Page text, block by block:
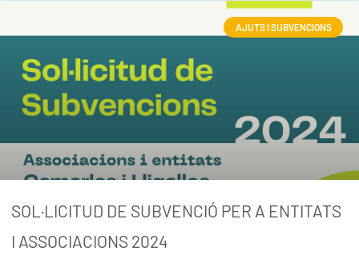
AJUTS I SUBVENCIONS
SOL·LICITUD DE SUBVENCIÓ PER A ENTITATS
I ASSOCIACIONS 2024